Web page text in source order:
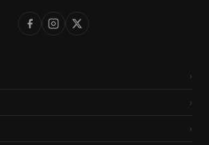
›
›
›